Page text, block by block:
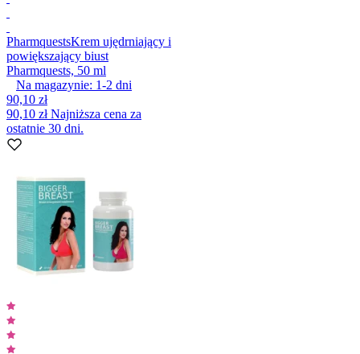
PharmquestsKrem ujędrniający i
powiększający biust
Pharmquests, 50 ml
Na magazynie: 1-2 dni
90,10 zł
90,10 złNajniższa cena za
ostatnie 30 dni.